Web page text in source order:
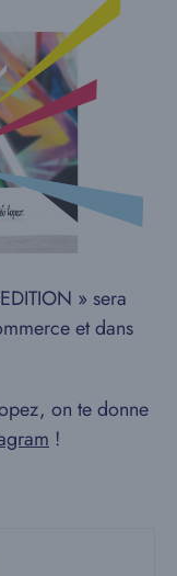
» sera
et dans
on te donne
!